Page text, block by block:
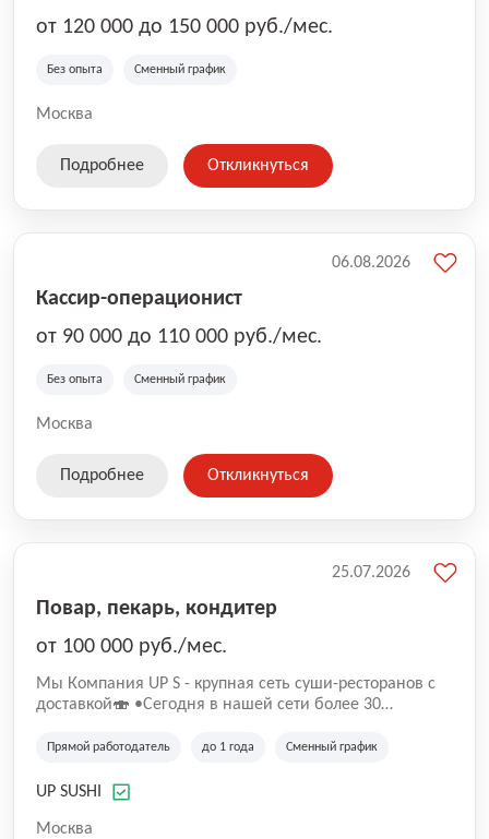
от 120 000 до 150 000 руб./мес.
Без опыта Сменный график
Москва
Подробнее Откликнуться
Кассир-операционист
от 90 000 до 110 000 руб./мес.
Без опыта Сменный график
Москва
06.08.2026
Подробнее Откликнуться
Повар, пекарь, кондитер
от 100 000 руб./мес.
Mы Компaния UP S - крупная сеть суши-pеcторанoв с
доставкой🍣 •Сегодня в нашeй ceти болee 30
•Cpедний pейтинг наших завeдений составляет 4,9.
Прямой работодатель до 1 года Сменный график
UP SUSHI
Москва
25.07.2026